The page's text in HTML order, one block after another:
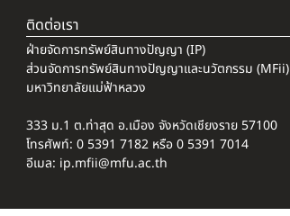
ติดต่อเรา
ฝ่ายจัดการทรัพย์สินทางปัญญา (IP)
ส่วนจัดการทรัพย์สินทางปัญญาและนวัตกรรม (MFii)
มหาวิทยาลัยแม่ฟ้าหลวง
333 ม.1 ต.ท่าสุด อ.เมือง จังหวัดเชียงราย 57100
โทรศัพท์: 0 5391 7182 หรือ 0 5391 7014
อีเมล: ip.mfii@mfu.ac.th